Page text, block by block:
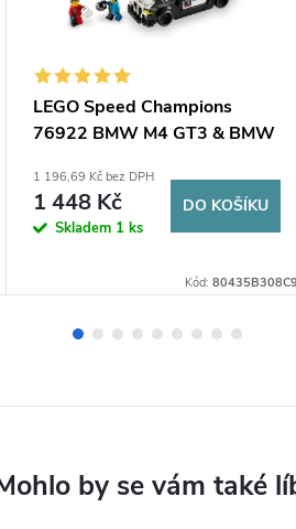
LEGO Speed Champions
76922 BMW M4 GT3 & BMW
1 196,69 Kč bez DPH
1 448 Kč
Skladem 1 ks
DO KOŠÍKU
Kód: 80435B308C9